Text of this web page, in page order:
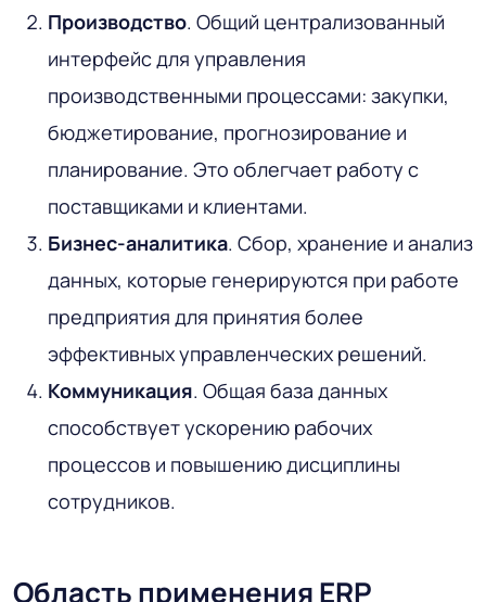
Производство. Общий централизованный
интерфейс для управления
производственными процессами: закупки,
бюджетирование, прогнозирование и
планирование. Это облегчает работу с
поставщиками и клиентами.
Бизнес-аналитика. Сбор, хранение и анализ
данных, которые генерируются при работе
предприятия для принятия более
эффективных управленческих решений.
Коммуникация. Общая база данных
способствует ускорению рабочих
процессов и повышению дисциплины
сотрудников.
Область применения ERP